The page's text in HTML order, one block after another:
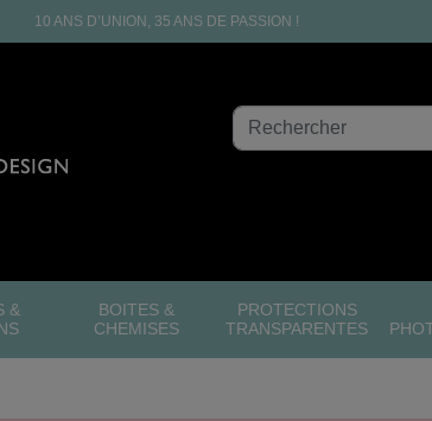
10 ANS D’UNION, 35 ANS DE PASSION !
&
BOITES &
CHEMISES
PROTECTIONS
TRANSPARENTES